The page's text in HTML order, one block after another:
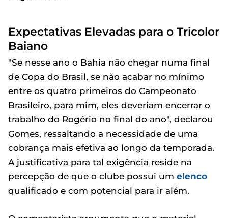
Expectativas Elevadas para o Tricolor
Baiano
"Se nesse ano o Bahia não chegar numa final
de Copa do Brasil, se não acabar no mínimo
entre os quatro primeiros do Campeonato
Brasileiro, para mim, eles deveriam encerrar o
trabalho do Rogério no final do ano", declarou
Gomes, ressaltando a necessidade de uma
cobrança mais efetiva ao longo da temporada.
A justificativa para tal exigência reside na
percepção de que o clube possui um elenco
qualificado e com potencial para ir além.